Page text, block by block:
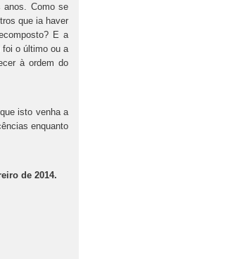
Como se
que ia haver
E a
foi o último ou a
à ordem do
isto venha a
enquanto
de 2014.